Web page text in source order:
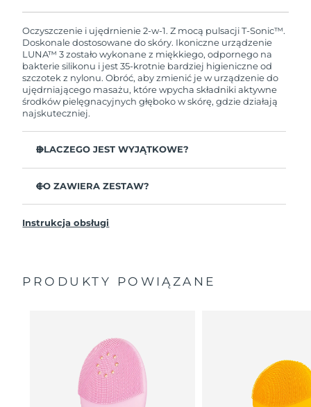
przypadku wystąpienia problemów w ciągu 2 lat
od zakupu, FOREO bezpłatnie wymieni produkt.
Oczyszczenie i ujędrnienie 2-w-1. Z mocą pulsacji T-Sonic™.
Doskonale dostosowane do skóry. Ikoniczne urządzenie
LUNA™ 3 zostało wykonane z miękkiego, odpornego na
bakterie silikonu i jest 35-krotnie bardziej higieniczne od
szczotek z nylonu. Obróć, aby zmienić je w urządzenie do
ujędrniającego masażu, które wpycha składniki aktywne
środków pielęgnacyjnych głęboko w skórę, gdzie działają
najskuteczniej.
DLACZEGO JEST WYJĄTKOWE?
zanieczyszczeń, sebum i pozostałości makijażu.
Usuń zalegające głęboko w porach nieczystości,
Ultramiękkie wypustki z silikonu delikatnie usuwają
CO ZAWIERA ZESTAW?
Kabel ładujący USB
Ogólna instrukcja
Instrukcja obsługi
PRODUKTY POWIĄZANE